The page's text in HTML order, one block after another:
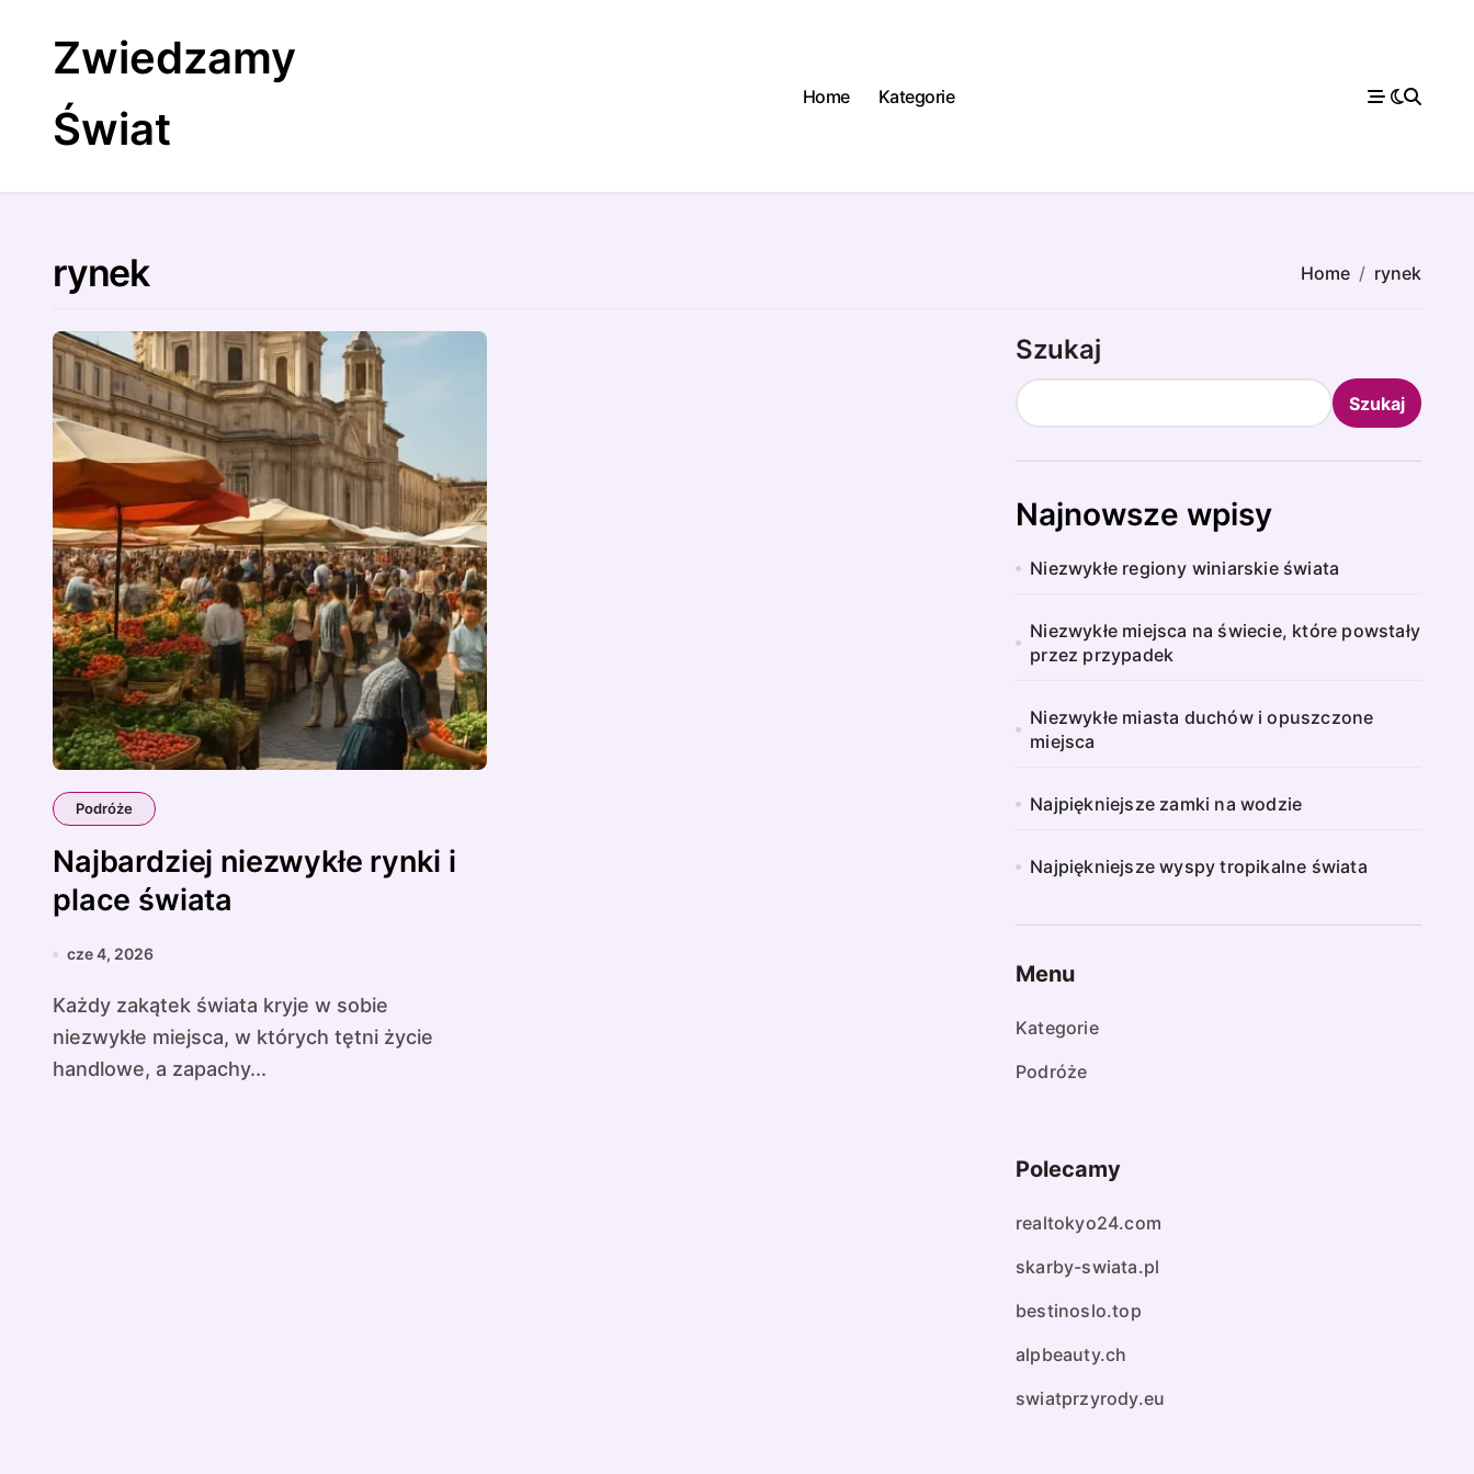
contentZwiedzamy
Świat
Home Kategorie
rynek Home rynek
Podróże
Najbardziej niezwykłe rynki i
place świata
cze 4, 2026
Każdy zakątek świata kryje w sobie
niezwykłe miejsca, w których tętni życie
handlowe, a zapachy...
Szukaj
Szukaj
Najnowsze wpisy
Niezwykłe regiony winiarskie świata
Niezwykłe miejsca na świecie, które powstały
przez przypadek
Niezwykłe miasta duchów i opuszczone
miejsca
Najpiękniejsze zamki na wodzie
Najpiękniejsze wyspy tropikalne świata
Menu
Kategorie
Podróże
Polecamy
realtokyo24.com
skarby-swiata.pl
bestinoslo.top
alpbeauty.ch
swiatprzyrody.eu